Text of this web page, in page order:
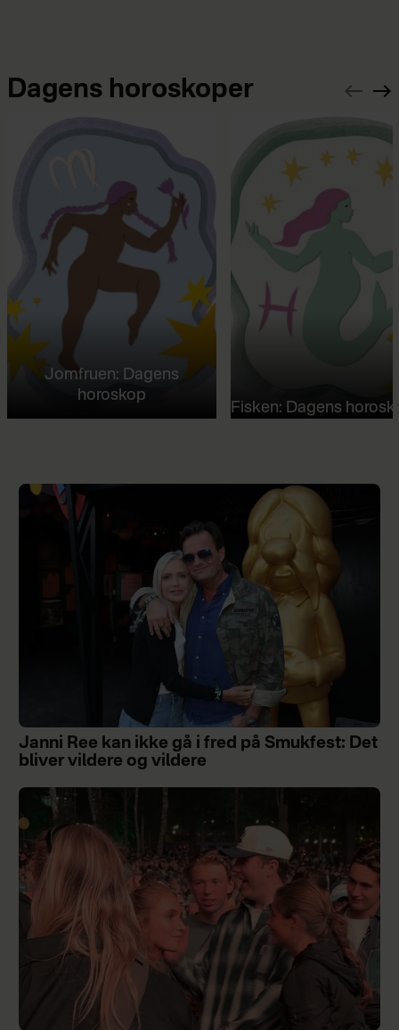
Dagens horoskoper
Jomfruen: Dagens
horoskop
Fisken: Dagens
Janni Ree kan ikke gå i fred på Smukfest: Det
bliver vildere og vildere